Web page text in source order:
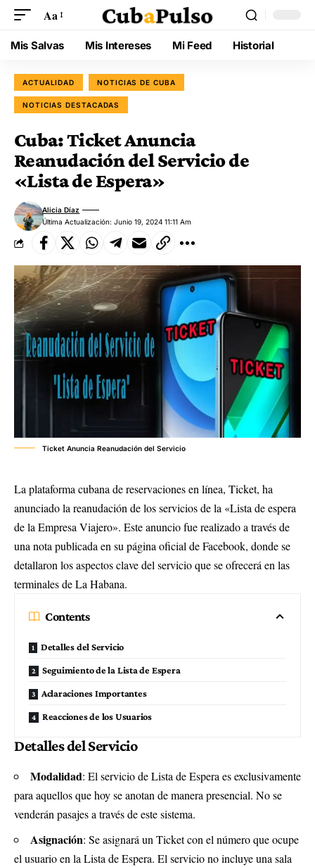
Aa
Mis Salvas Mis Intereses Mi Feed Historial
ACTUALIDAD NOTICIAS DE CUBA
NOTICIAS DESTACADAS
Cuba: Ticket Anuncia
Reanudación del Servicio de
«Lista de Espera»
Última Actualización: Junio 19, 2024 11:11 Am
Alicia Díaz
Ticket Anuncia Reanudación del Servicio
La plataforma cubana de reservaciones en línea, Ticket, ha
anunciado la reanudación de los servicios de la «Lista de espera
de la Empresa Viajero». Este anuncio fue realizado a través de
una nota publicada en su página oficial de Facebook, donde se
detallaron los aspectos clave del servicio que se ofrecerá en las
terminales de La Habana.
Contents
Detalles del Servicio
Seguimiento de la Lista de Espera
Aclaraciones Importantes
Reacciones de los Usuarios
Detalles del Servicio
Modalidad: El servicio de Lista de Espera es exclusivamente
para aquellos que hoy se anotan de manera presencial. No se
venderán pasajes a través de este sistema.
Asignación: Se asignará un Ticket con el número que ocupe
el usuario en la Lista de Espera. El servicio no incluye una sala